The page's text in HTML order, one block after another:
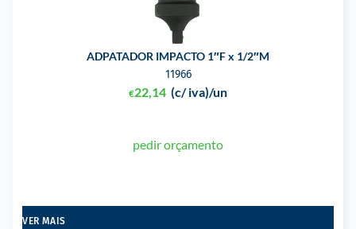
ADPATADOR IMPACTO 1″F x 1/2″M
11966
€22,14 (c/ iva)/un
pedir orçamento
VER MAIS